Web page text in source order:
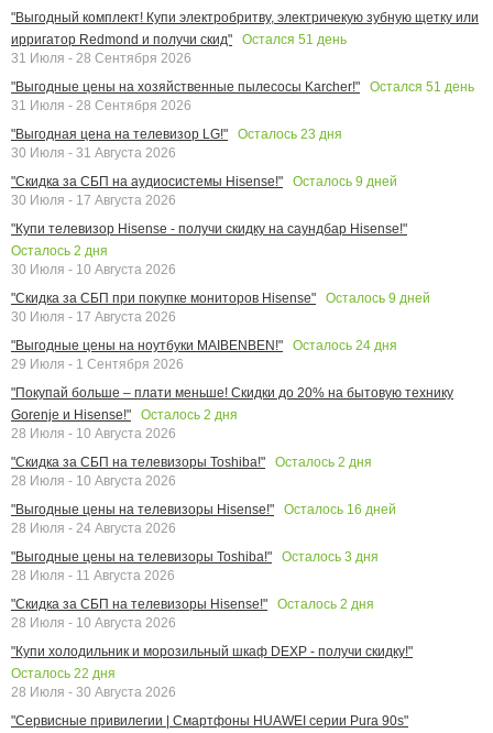
"Выгодный комплект! Купи электробритву, электричекую зубную щетку или
ирригатор Redmond и получи скид"
Остался 51 день
31 Июля - 28 Сентября 2026
"Выгодные цены на хозяйственные пылесосы Karcher!"
Остался 51 день
31 Июля - 28 Сентября 2026
"Выгодная цена на телевизор LG!"
Осталось 23 дня
30 Июля - 31 Августа 2026
"Скидка за СБП на аудиосистемы Hisense!"
Осталось 9 дней
30 Июля - 17 Августа 2026
"Купи телевизор Hisense - получи скидку на саундбар Hisense!"
Осталось 2 дня
30 Июля - 10 Августа 2026
"Скидка за СБП при покупке мониторов Hisense"
Осталось 9 дней
30 Июля - 17 Августа 2026
"Выгодные цены на ноутбуки MAIBENBEN!"
Осталось 24 дня
29 Июля - 1 Сентября 2026
"Покупай больше – плати меньше! Скидки до 20% на бытовую технику
Gorenje и Hisense!"
Осталось 2 дня
28 Июля - 10 Августа 2026
"Скидка за СБП на телевизоры Toshiba!"
Осталось 2 дня
28 Июля - 10 Августа 2026
"Выгодные цены на телевизоры Hisense!"
Осталось 16 дней
28 Июля - 24 Августа 2026
"Выгодные цены на телевизоры Toshiba!"
Осталось 3 дня
28 Июля - 11 Августа 2026
"Скидка за СБП на телевизоры Hisense!"
Осталось 2 дня
28 Июля - 10 Августа 2026
"Купи холодильник и морозильный шкаф DEXP - получи скидку!"
Осталось 22 дня
28 Июля - 30 Августа 2026
"Сервисные привилегии | Смартфоны HUAWEI серии Pura 90s"